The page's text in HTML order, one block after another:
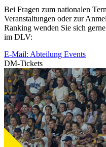
Bei Fragen zum nationalen
Veranstaltungen oder zur
Ranking wenden Sie sich
im DLV:
E-Mail: Abteilung Events
DM-Tickets